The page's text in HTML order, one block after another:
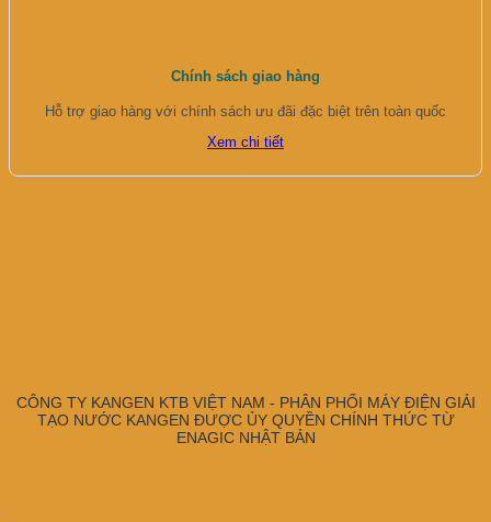
Chính sách giao hàng
Hỗ trợ giao hàng với chính sách ưu đãi đặc biệt trên toàn quốc
Xem chi tiết
CÔNG TY KANGEN KTB VIỆT NAM - PHÂN PHỐI MÁY ĐIỆN GIẢI
TẠO NƯỚC KANGEN ĐƯỢC ỦY QUYỀN CHÍNH THỨC TỪ
ENAGIC NHẬT BẢN